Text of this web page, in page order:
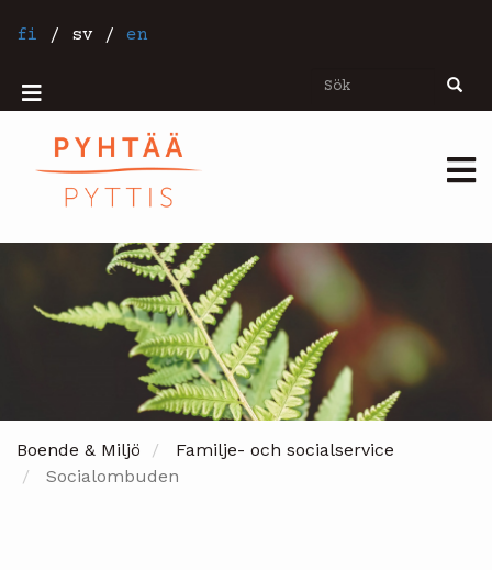
tillfi / sv / en
Sök Sök
Mobiilivalikko
Boende & Miljö
Familje- och socialservice
Socialombuden